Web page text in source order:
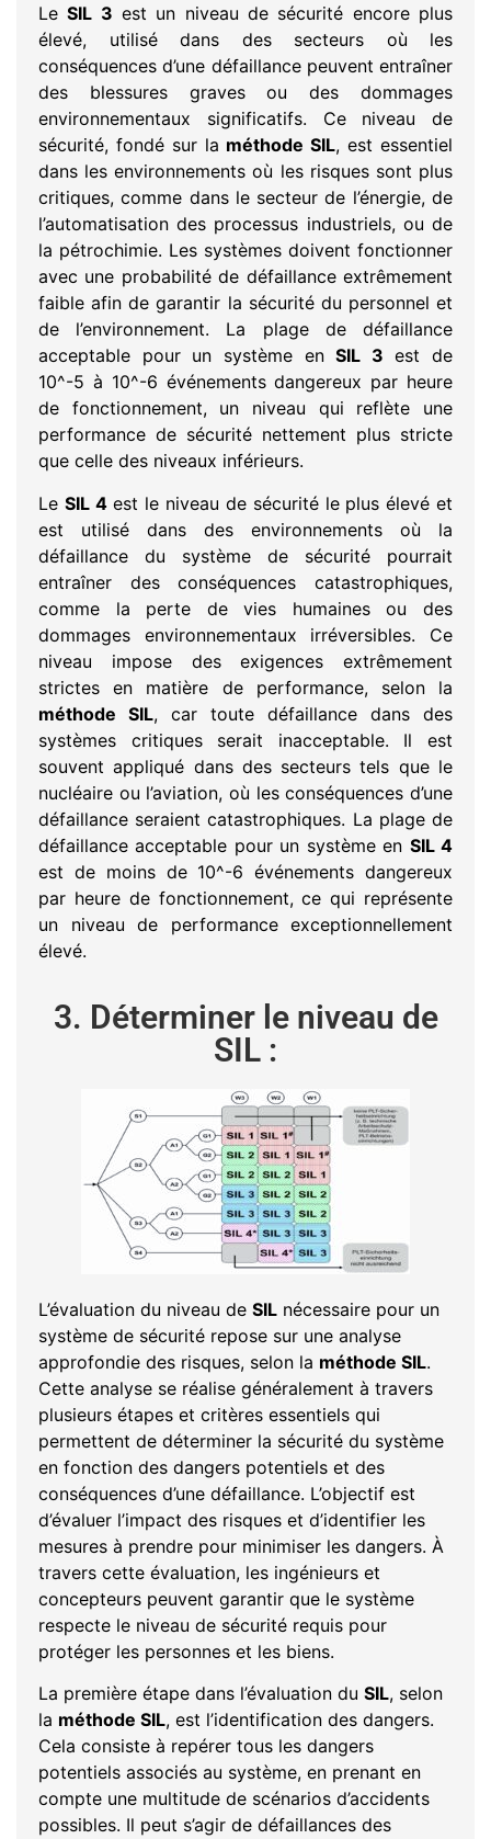
LeSIL 3 est un niveau de sécurité encore plus
élevé, utilisé dans des secteurs où les
conséquences d’une défaillance peuvent entraîner
des blessures graves ou des dommages
environnementaux significatifs. Ce niveau de
sécurité, fondé sur la méthode SIL, est essentiel
dans les environnements où les risques sont plus
critiques, comme dans le secteur de l’énergie, de
l’automatisation des processus industriels, ou de
la pétrochimie. Les systèmes doivent fonctionner
avec une probabilité de défaillance extrêmement
faible afin de garantir la sécurité du personnel et
de l’environnement. La plage de défaillance
acceptable pour un système enSIL 3 est de
10^-5 à 10^-6 événements dangereux par heure
de fonctionnement, un niveau qui reflète une
performance de sécurité nettement plus stricte
que celle des niveaux inférieurs.
Le SIL 4est le niveau de sécurité le plus élevé et
est utilisé dans des environnements où la
défaillance du système de sécurité pourrait
entraîner des conséquences catastrophiques,
comme la perte de vies humaines ou des
dommages environnementaux irréversibles. Ce
niveau impose des exigences extrêmement
strictes en matière de performance, selon la
méthode SIL, car toute défaillance dans des
systèmes critiques serait inacceptable. Il est
souvent appliqué dans des secteurs tels que le
nucléaire ou l’aviation, où les conséquences d’une
défaillance seraient catastrophiques. La plage de
défaillance acceptable pour un système en SIL 4
est de moins de 10^-6 événements dangereux
par heure de fonctionnement, ce qui représente
un niveau de performance exceptionnellement
élevé.
3. Déterminer le niveau de
SIL :
L’évaluation du niveau de SIL nécessaire pour un
système de sécurité repose sur une analyse
approfondie des risques, selon la méthode SIL.
Cette analyse se réalise généralement à travers
plusieurs étapes et critères essentiels qui
permettent de déterminer la sécurité du système
en fonction des dangers potentiels et des
conséquences d’une défaillance. L’objectif est
d’évaluer l’impact des risques et d’identifier les
mesures à prendre pour minimiser les dangers. À
travers cette évaluation, les ingénieurs et
concepteurs peuvent garantir que le système
respecte le niveau de sécurité requis pour
protéger les personnes et les biens.
La première étape dans l’évaluation du SIL, selon
la méthode SIL, est l’identification des dangers.
Cela consiste à repérer tous les dangers
potentiels associés au système, en prenant en
compte une multitude de scénarios d’accidents
possibles. Il peut s’agir de défaillances des